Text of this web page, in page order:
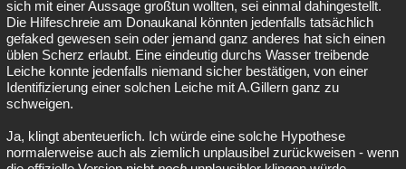
sich mit einer Aussage großtun wollten, sei einmal dahingestellt.
Die Hilfeschreie am Donaukanal könnten jedenfalls tatsächlich
gefaked gewesen sein oder jemand ganz anderes hat sich einen
üblen Scherz erlaubt. Eine eindeutig durchs Wasser treibende
Leiche konnte jedenfalls niemand sicher bestätigen, von einer
Identifizierung einer solchen Leiche mit A.Gillern ganz zu
schweigen.
Ja, klingt abenteuerlich. Ich würde eine solche Hypothese
normalerweise auch als ziemlich unplausibel zurückweisen - wenn